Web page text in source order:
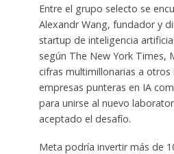
Entre el grupo selecto se
Alexandr Wang, fundador y
startup de inteligencia
según The New York Times,
cifras multimillonarias a
empresas punteras en IA
para unirse al nuevo
aceptado el desafío.
Meta podría invertir más de